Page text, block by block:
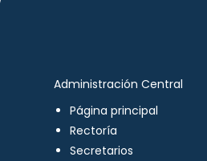
Administración Central
Página principal
Rectoría
Secretarios